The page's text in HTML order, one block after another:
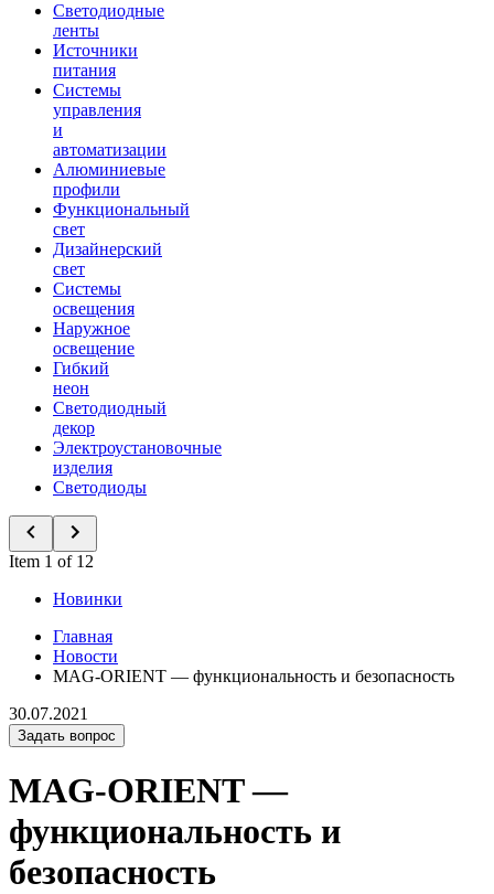
Светодиодные
ленты
Источники
питания
Системы
управления
и
автоматизации
Алюминиевые
профили
Функциональный
свет
Дизайнерский
свет
Системы
освещения
Наружное
освещение
Гибкий
неон
Светодиодный
декор
Электроустановочные
изделия
Светодиоды
Item 1 of 12
Новинки
Главная
Новости
MAG-ORIENT — функциональность и безопасность
30.07.2021
Задать вопрос
MAG-ORIENT —
функциональность и
безопасность